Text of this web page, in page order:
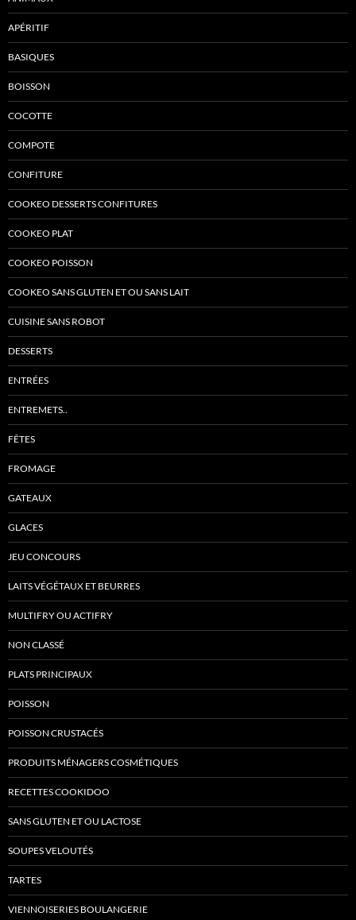
APÉRITIF
BASIQUES
BOISSON
COCOTTE
COMPOTE
CONFITURE
COOKEO DESSERTS CONFITURES
COOKEO PLAT
COOKEO POISSON
COOKEO SANS GLUTEN ET OU SANS LAIT
CUISINE SANS ROBOT
DESSERTS
ENTRÉES
ENTREMETS..
FÊTES
FROMAGE
GATEAUX
GLACES
JEU CONCOURS
LAITS VÉGÉTAUX ET BEURRES
MULTIFRY OU ACTIFRY
NON CLASSÉ
PLATS PRINCIPAUX
POISSON
POISSON CRUSTACÉS
PRODUITS MÉNAGERS COSMÉTIQUES
RECETTES COOKIDOO
SANS GLUTEN ET OU LACTOSE
SOUPES VELOUTÉS
TARTES
VIENNOISERIES BOULANGERIE